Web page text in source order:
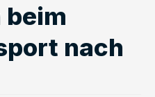
beim
nach